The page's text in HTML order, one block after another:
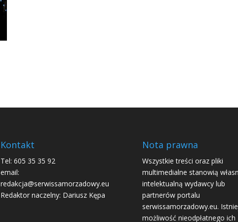
Kontakt
Tel: 605 35 35 92
email:
redakcja@serwissamorzadowy.eu
Redaktor naczelny: Dariusz Kępa
Nota prawna
Wszystkie treści oraz pliki
multimedialne stanowią
intelektualną wydawcy lub
partnerów portalu
serwissamorzadowy.eu.
możliwość nieodpłatnego ich